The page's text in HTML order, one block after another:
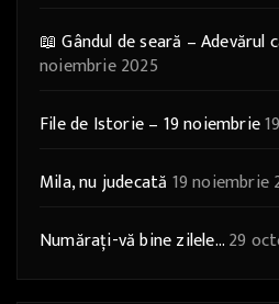
📖 Gândul de seară – Adevărul
noiembrie 2025
File de Istorie – 19 noiembrie
Mila, nu judecată 19 noiembrie
Numărați-vă bine zilele…29